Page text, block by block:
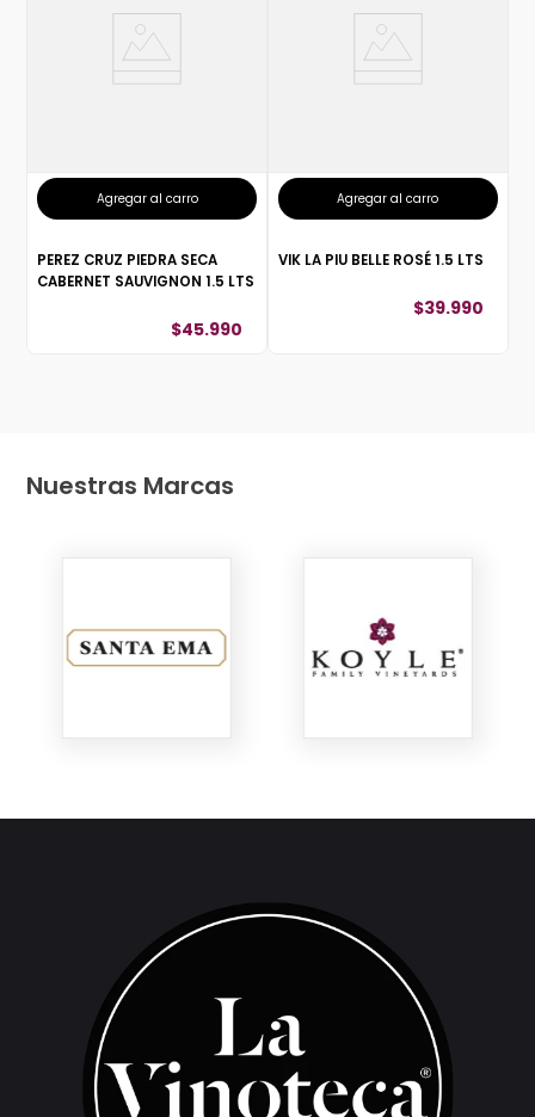
Agregar al carro
PEREZ CRUZ PIEDRA SECA
CABERNET SAUVIGNON 1.5 LTS
$45.990
Agregar al carro
VIK LA PIU BELLE ROSÉ 1.5 LTS
$39.990
Nuestras Marcas